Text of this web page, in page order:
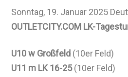
Sonntag, 19. Januar 2025
OUTLETCITY.COM LK-
U10 w Großfeld (10er Feld)
U11 m LK 16-25(10er Feld)